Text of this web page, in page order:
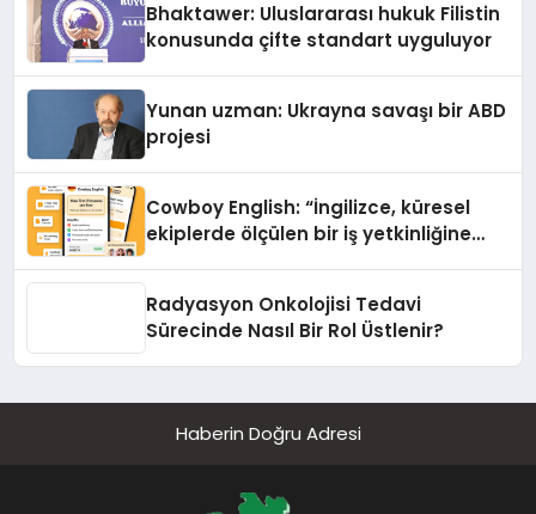
Bhaktawer: Uluslararası hukuk Filistin
konusunda çifte standart uyguluyor
Yunan uzman: Ukrayna savaşı bir ABD
projesi
Cowboy English: “İngilizce, küresel
ekiplerde ölçülen bir iş yetkinliğine
Radyasyon Onkolojisi Tedavi
Sürecinde Nasıl Bir Rol Üstlenir?
Haberin Doğru Adresi